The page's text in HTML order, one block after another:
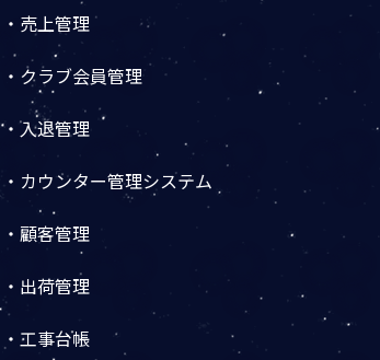
・売上管理
・クラブ会員管理
・入退管理
・カウンター管理システム
・顧客管理
・出荷管理
・工事台帳